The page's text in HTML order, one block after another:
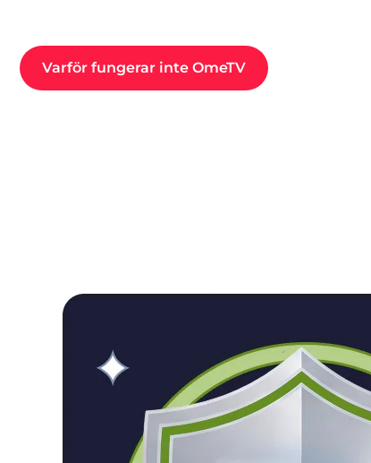
Varför fungerar inte OmeTV